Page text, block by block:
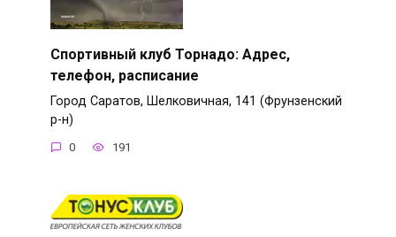
Спортивный клуб Торнадо: Адрес,
телефон, расписание
Город Саратов, Шелковичная, 141 (Фрунзенский
р-н)
0 191